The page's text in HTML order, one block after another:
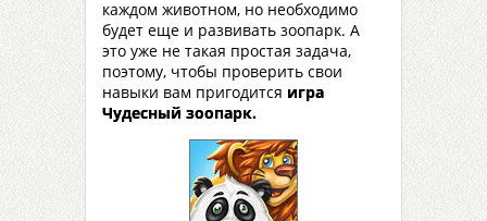
каждом животном, но необходимо
будет еще и развивать зоопарк. А
это уже не такая простая задача,
поэтому, чтобы проверить свои
навыки вам пригодится игра
Чудесный зоопарк.